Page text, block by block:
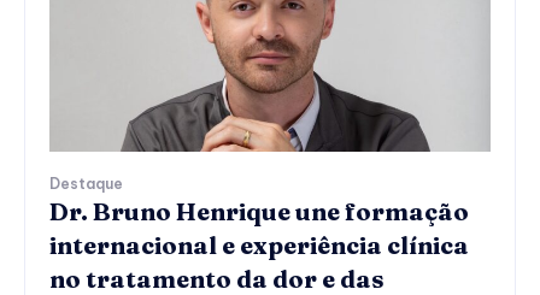
Destaque
Dr. Bruno Henrique une formação
internacional e experiência clínica
no tratamento da dor e das